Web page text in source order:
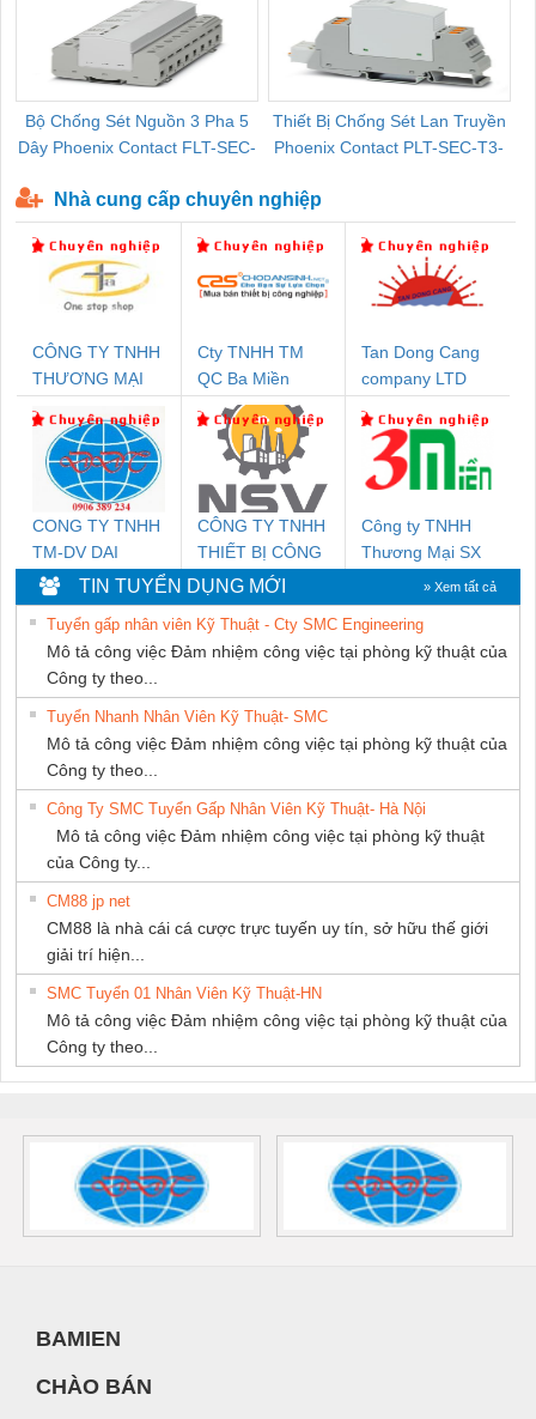
Bộ Chống Sét Nguồn 3 Pha 5
Dây Phoenix Contact FLT-SEC-
Thiết Bị Chống Sét Lan Truyền
Phoenix Contact PLT-SEC-T3-
Nhà cung cấp chuyên nghiệp
CÔNG TY TNHH
THƯƠNG MẠI
NAM
Cty TNHH TM
QC Ba Miền
Tan Dong Cang
company LTD
CONG TY TNHH
TM-DV DAI
DONG THANH
CÔNG TY TNHH
THIẾT BỊ CÔNG
NGHIỆP NIHON
SETSUBI VIỆT
NAM
Công ty TNHH
Thương Mại SX
TIN TUYỂN DỤNG MỚI » Xem tất cả
Tuyển gấp nhân viên Kỹ Thuật - Cty SMC Engineering
Mô tả công việc Đảm nhiệm công việc tại phòng kỹ thuật của
Công ty theo...
Tuyển Nhanh Nhân Viên Kỹ Thuật- SMC
Mô tả công việc Đảm nhiệm công việc tại phòng kỹ thuật của
Công ty theo...
Công Ty SMC Tuyển Gấp Nhân Viên Kỹ Thuật- Hà Nội
Mô tả công việc Đảm nhiệm công việc tại phòng kỹ thuật
của Công ty...
CM88 jp net
CM88 là nhà cái cá cược trực tuyến uy tín, sở hữu thế giới
giải trí hiện...
SMC Tuyển 01 Nhân Viên Kỹ Thuật-HN
Mô tả công việc Đảm nhiệm công việc tại phòng kỹ thuật của
Công ty theo...
BAMIEN
CHÀO BÁN